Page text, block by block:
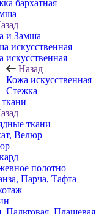
бархатная
и Замша
искусственная
искусственная
Назад
Кожа искусственная
Стежка
ткани
Велюр
полотно
Парча, Тафта
Пальтовая, Плащевая